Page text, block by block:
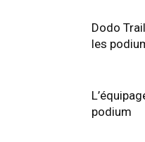
Dodo
les
podium